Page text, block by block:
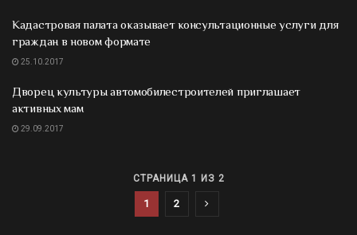
Кадастровая палата оказывает консультационные услуги для
граждан в новом формате
25.10.2017
Дворец культуры автомобилестроителей приглашает
активных мам
29.09.2017
СТРАНИЦА 1 ИЗ 2
1 2